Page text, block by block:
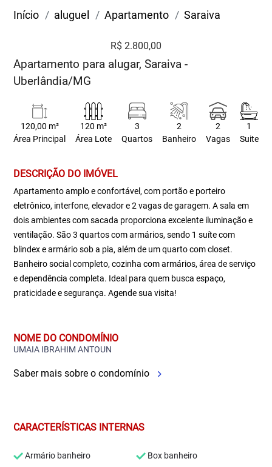
Início aluguel Apartamento Saraiva
R$ 2.800,00
Apartamento para alugar, Saraiva -
Uberlândia/MG
120,00 m²
Área Principal
120 m²
Área Lote
3
Quartos
2
Banheiro
2
Vagas
1
Suite
DESCRIÇÃO DO IMÓVEL
Apartamento amplo e confortável, com portão e porteiro
eletrônico, interfone, elevador e 2 vagas de garagem. A sala em
dois ambientes com sacada proporciona excelente iluminação e
ventilação. São 3 quartos com armários, sendo 1 suíte com
blindex e armário sob a pia, além de um quarto com closet.
Banheiro social completo, cozinha com armários, área de serviço
e dependência completa. Ideal para quem busca espaço,
praticidade e segurança. Agende sua visita!
NOME DO CONDOMÍNIO
UMAIA IBRAHIM ANTOUN
Saber mais sobre o condomínio
CARACTERÍSTICAS INTERNAS
Armário banheiro Box banheiro